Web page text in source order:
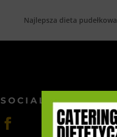
Najlepsza dieta pudełkowa
SOCIAL MEDIA